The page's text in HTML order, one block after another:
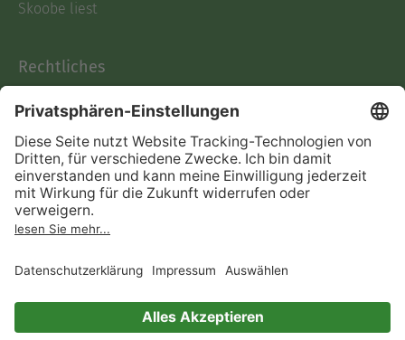
Skoobe liest
Rechtliches
AGB
Informationen nach Data
Act
Verträge hier kündigen
Impressum